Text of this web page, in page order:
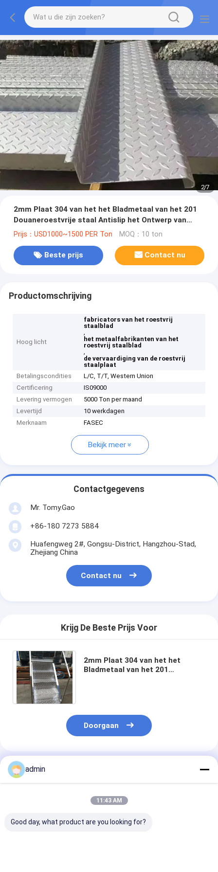
2/7
2mm Plaat 304 van het het Bladmetaal van het 201
Douaneroestvrije staal Antislip het Ontwerp van
Fabrications
Prijs：USD1000~1500 PER Ton MOQ：10 ton
Beste prijs Contact nu
Productomschrijving
Hoog licht
fabricators van het roestvrij
staalblad
,
het metaalfabrikanten van het
roestvrij staalblad
,
de vervaardiging van de roestvrij
staalplaat
Betalingscondities
L/C, T/T, Western Union
Certificering
IS09000
Levering vermogen
5000 Ton per maand
Levertijd
10 werkdagen
Merknaam
FASEC
Bekijk meer
Contactgegevens
Mr. Tomy.Gao
+86-180 7273 5884
Huafengweg 2#, Gongsu-District, Hangzhou-Stad,
Zhejiang China
Contact nu
Krijg De Beste Prijs Voor
2mm Plaat 304 van het het
Bladmetaal van het 201
Doorgaan
Geadviseerde Producten
admin
11:43 AM
Good day, what product are you looking for?